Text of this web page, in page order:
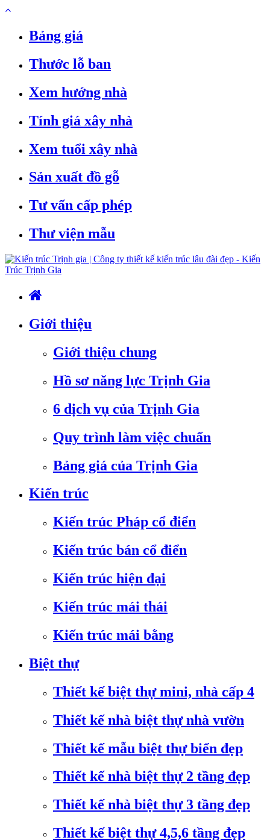
Bảng giá
Thước lỗ ban
Xem hướng nhà
Tính giá xây nhà
Xem tuổi xây nhà
Sản xuất đồ gỗ
Tư vấn cấp phép
Thư viện mẫu
Giới thiệu
Giới thiệu chung
Hồ sơ năng lực Trịnh Gia
6 dịch vụ của Trịnh Gia
Quy trình làm việc chuẩn
Bảng giá của Trịnh Gia
Kiến trúc
Kiến trúc Pháp cổ điển
Kiến trúc bán cổ điển
Kiến trúc hiện đại
Kiến trúc mái thái
Kiến trúc mái bằng
Biệt thự
Thiết kế biệt thự mini, nhà cấp 4
Thiết kế nhà biệt thự nhà vườn
Thiết kế mẫu biệt thự biển đẹp
Thiết kế nhà biệt thự 2 tầng đẹp
Thiết kế nhà biệt thự 3 tầng đẹp
Thiết kế biệt thự 4,5,6 tầng đẹp